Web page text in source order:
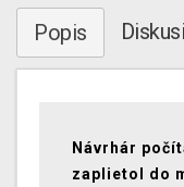
Popis
Návrhár
zaplietol do